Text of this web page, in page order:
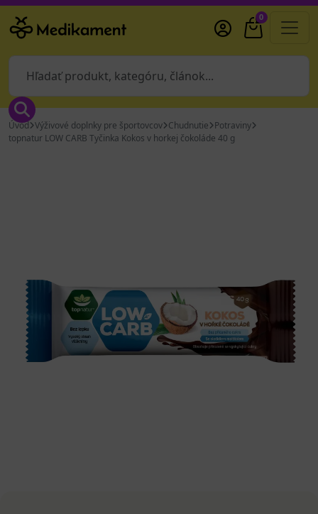
0
Úvod Výživové doplnky pre športovcov Chudnutie Potraviny
topnatur LOW CARB Tyčinka Kokos v horkej čokoláde 40 g